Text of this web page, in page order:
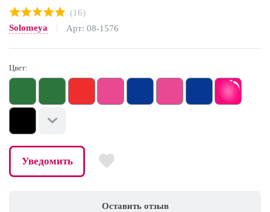
Оставить отзыв
(16)
Solomeya
Арт: 08-1576
Уведомить
Цвет: